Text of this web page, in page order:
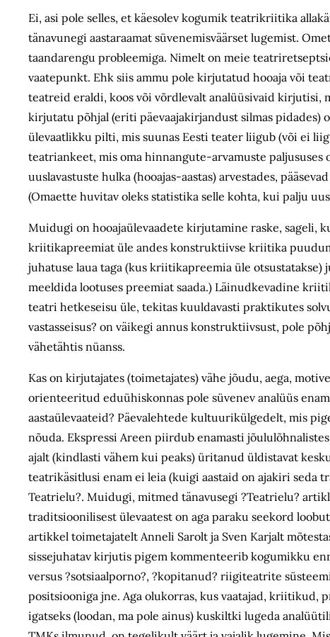
Ei, asi pole selles, et käesolev kogumik teatrikriitika
tänavunegi aastaraamat süvenemisväärset lugemist.
taandarengu probleemiga. Nimelt on meie
vaatepunkt. Ehk siis ammu pole kirjutatud hooaja või
teatreid eraldi, koos või võrdlevalt analüüsivaid kirjutisi,
kirjutatu põhjal (eriti päevaajakirjandust silmas
ülevaatlikku pilti, mis suunas Eesti teater liigub (või ei
teatriankeet, mis oma hinnangute-arvamuste
uuslavastuste hulka (hooajas-aastas) arvestades,
(Omaette huvitav oleks statistika selle kohta, kui palju
Muidugi on hooajaülevaadete kirjutamine raske, sageli,
kriitikapreemiat üle andes konstruktiivse kriitika
juhatuse laua taga (kus kriitikapreemia üle
meeldida lootuses preemiat saada.) Läinudkevadine
teatri hetkeseisu üle, tekitas kuuldavasti praktikutes
vastasseisus? on väikegi annus konstruktiivsust, pole
vähetähtis nüanss.
Kas on kirjutajates (toimetajates) vähe jõudu, aega,
orienteeritud eduühiskonnas pole süvenev analüüs
aastaülevaateid? Päevalehtede kultuurikülgedelt, mis
nõuda. Ekspressi Areen piirdub enamasti
ajalt (kindlasti vähem kui peaks) üritanud üldistavat
teatrikäsitlusi enam ei leia (kuigi aastaid on ajakiri seda
Teatrielu?. Muidugi, mitmed tänavusegi ?Teatrielu?
traditsioonilisest ülevaatest on aga paraku seekord
artikkel toimetajatelt Anneli Sarolt ja Sven Karjalt
sissejuhatav kirjutis pigem kommenteerib kogumikku
versus ?sotsiaalporno?, ?kopitanud? riigiteatrite
positsiooniga jne. Aga olukorras, kus vaatajad, kriitikud,
igatseks (loodan, ma pole ainus) kuskiltki lugeda